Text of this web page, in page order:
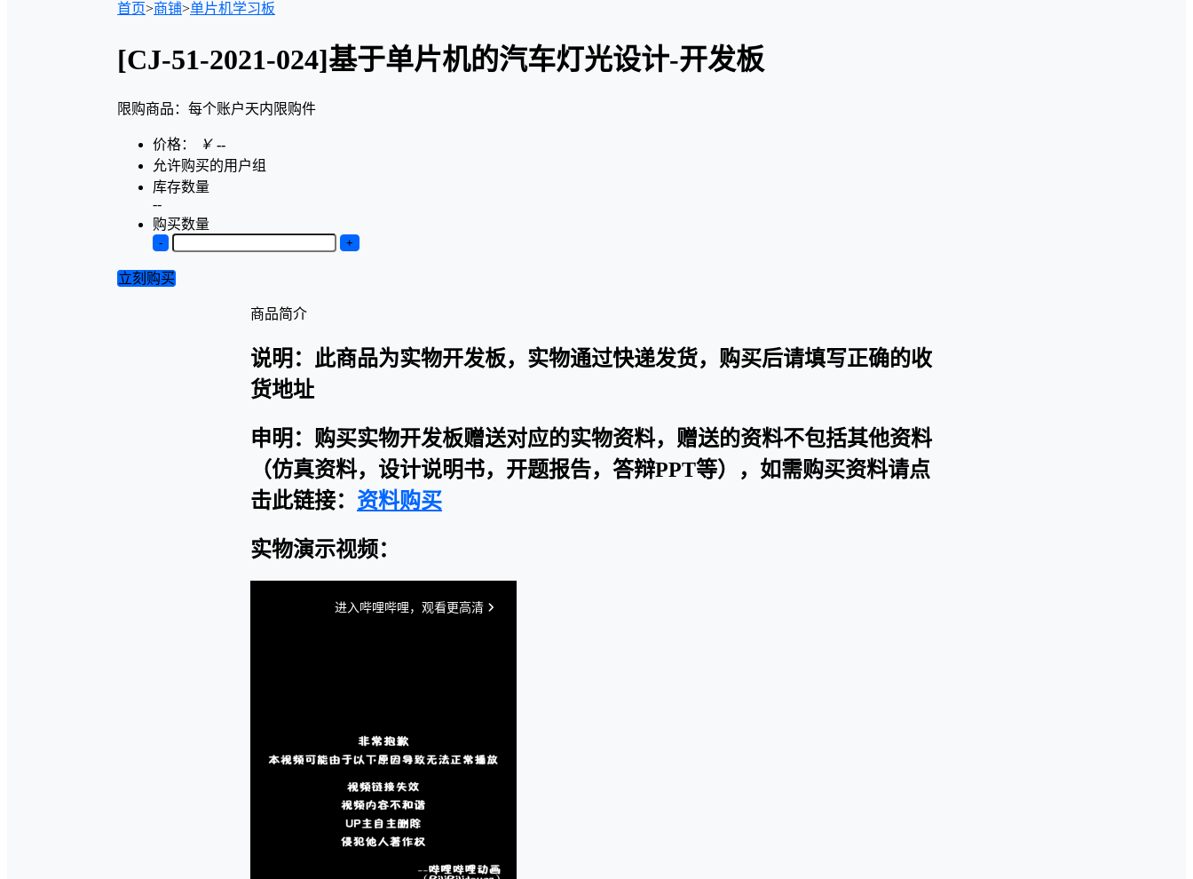
首页>商铺>单片机学习板
[CJ-51-2021-024]基于单片机的汽车灯光设计-开发板
限购商品：每个账户天内 限购件
价格： ￥ --
允许购买的用户组
库存数量
--
购买数量
- +
立刻购买
商品简介
说明：此商品为实物开发板，实物通过快递发货，购买后请填写正确的收
货地址
申明：购买实物开发板赠送对应的实物资料，赠送的资料不包括其他资料
（仿真资料，设计说明书，开题报告，答辩PPT等），如需购买资料请点
击此链接： 资料购买
实物演示视频：